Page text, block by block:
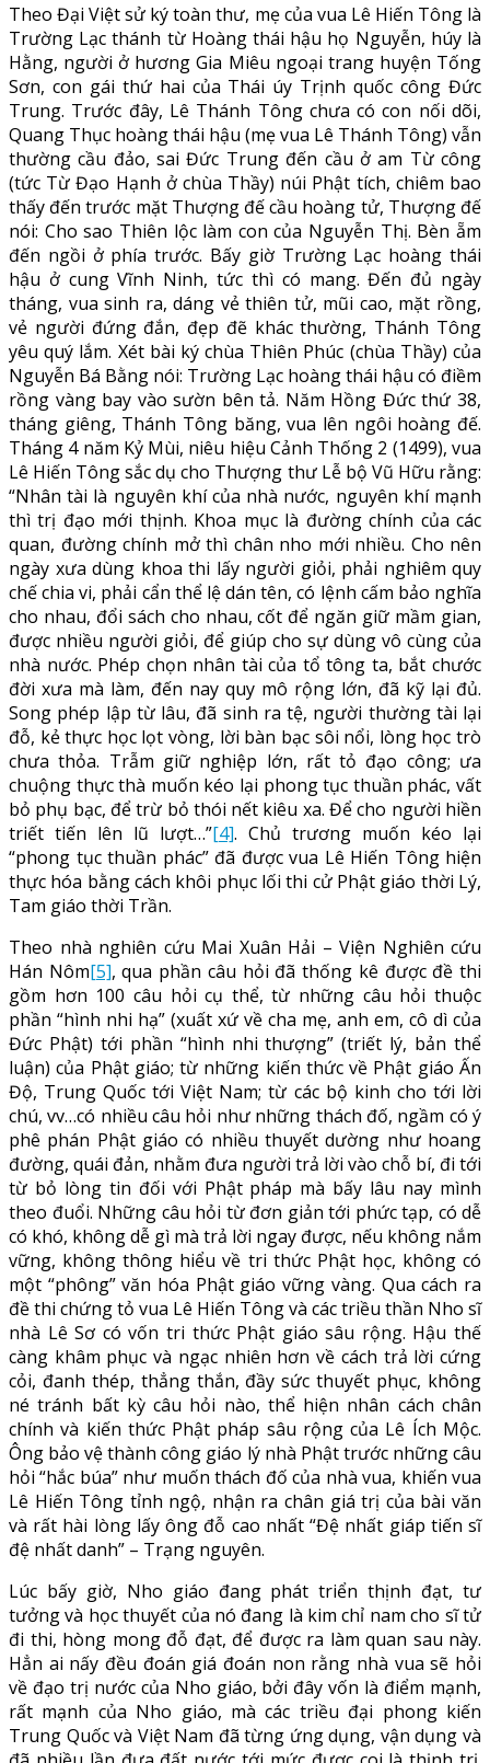
Theo Đại Việt sử ký toàn thư, mẹ của vua Lê Hiến Tông là
Trường Lạc thánh từ Hoàng thái hậu họ Nguyễn, húy là
Hằng, người ở hương Gia Miêu ngoại trang huyện Tống
Sơn, con gái thứ hai của Thái úy Trịnh quốc công Đức
Trung. Trước đây, Lê Thánh Tông chưa có con nối dõi,
Quang Thục hoàng thái hậu (mẹ vua Lê Thánh Tông) vẫn
thường cầu đảo, sai Đức Trung đến cầu ở am Từ công
(tức Từ Đạo Hạnh ở chùa Thầy) núi Phật tích, chiêm bao
thấy đến trước mặt Thượng đế cầu hoàng tử, Thượng đế
nói: Cho sao Thiên lộc làm con của Nguyễn Thị. Bèn ẵm
đến ngồi ở phía trước. Bấy giờ Trường Lạc hoàng thái
hậu ở cung Vĩnh Ninh, tức thì có mang. Đến đủ ngày
tháng, vua sinh ra, dáng vẻ thiên tử, mũi cao, mặt rồng,
vẻ người đứng đắn, đẹp đẽ khác thường, Thánh Tông
yêu quý lắm. Xét bài ký chùa Thiên Phúc (chùa Thầy) của
Nguyễn Bá Bằng nói: Trường Lạc hoàng thái hậu có điềm
rồng vàng bay vào sườn bên tả. Năm Hồng Đức thứ 38,
tháng giêng, Thánh Tông băng, vua lên ngôi hoàng đế.
Tháng 4 năm Kỷ Mùi, niêu hiệu Cảnh Thống 2 (1499), vua
Lê Hiến Tông sắc dụ cho Thượng thư Lễ bộ Vũ Hữu rằng:
“Nhân tài là nguyên khí của nhà nước, nguyên khí mạnh
thì trị đạo mới thịnh. Khoa mục là đường chính của các
quan, đường chính mở thì chân nho mới nhiều. Cho nên
ngày xưa dùng khoa thi lấy người giỏi, phải nghiêm quy
chế chia vi, phải cẩn thể lệ dán tên, có lệnh cấm bảo nghĩa
cho nhau, đổi sách cho nhau, cốt để ngăn giữ mầm gian,
được nhiều người giỏi, để giúp cho sự dùng vô cùng của
nhà nước. Phép chọn nhân tài của tổ tông ta, bắt chước
đời xưa mà làm, đến nay quy mô rộng lớn, đã kỹ lại đủ.
Song phép lập từ lâu, đã sinh ra tệ, người thường tài lại
đỗ, kẻ thực học lọt vòng, lời bàn bạc sôi nổi, lòng học trò
chưa thỏa. Trẫm giữ nghiệp lớn, rất tỏ đạo công; ưa
chuộng thực thà muốn kéo lại phong tục thuần phác, vất
bỏ phụ bạc, để trừ bỏ thói nết kiêu xa. Để cho người hiền
triết tiến lên lũ lượt…”[4]. Chủ trương muốn kéo lại
“phong tục thuần phác” đã được vua Lê Hiến Tông hiện
thực hóa bằng cách khôi phục lối thi cử Phật giáo thời Lý,
Tam giáo thời Trần.
Theo nhà nghiên cứu Mai Xuân Hải – Viện Nghiên cứu
Hán Nôm[5], qua phần câu hỏi đã thống kê được đề thi
gồm hơn 100 câu hỏi cụ thể, từ những câu hỏi thuộc
phần “hình nhi hạ” (xuất xứ về cha mẹ, anh em, cô dì của
Đức Phật) tới phần “hình nhi thượng” (triết lý, bản thể
luận) của Phật giáo; từ những kiến thức về Phật giáo Ấn
Độ, Trung Quốc tới Việt Nam; từ các bộ kinh cho tới lời
chú, vv…có nhiều câu hỏi như những thách đố, ngầm có ý
phê phán Phật giáo có nhiều thuyết dường như hoang
đường, quái đản, nhằm đưa người trả lời vào chỗ bí, đi tới
từ bỏ lòng tin đối với Phật pháp mà bấy lâu nay mình
theo đuổi. Những câu hỏi từ đơn giản tới phức tạp, có dễ
có khó, không dễ gì mà trả lời ngay được, nếu không nắm
vững, không thông hiểu về tri thức Phật học, không có
một “phông” văn hóa Phật giáo vững vàng. Qua cách ra
đề thi chứng tỏ vua Lê Hiến Tông và các triều thần Nho sĩ
nhà Lê Sơ có vốn tri thức Phật giáo sâu rộng. Hậu thế
càng khâm phục và ngạc nhiên hơn về cách trả lời cứng
cỏi, đanh thép, thẳng thắn, đầy sức thuyết phục, không
né tránh bất kỳ câu hỏi nào, thể hiện nhân cách chân
chính và kiến thức Phật pháp sâu rộng của Lê Ích Mộc.
Ông bảo vệ thành công giáo lý nhà Phật trước những câu
hỏi “hắc búa” như muốn thách đố của nhà vua, khiến vua
Lê Hiến Tông tỉnh ngộ, nhận ra chân giá trị của bài văn
và rất hài lòng lấy ông đỗ cao nhất “Đệ nhất giáp tiến sĩ
đệ nhất danh” – Trạng nguyên.
Lúc bấy giờ, Nho giáo đang phát triển thịnh đạt, tư
tưởng và học thuyết của nó đang là kim chỉ nam cho sĩ tử
đi thi, hòng mong đỗ đạt, để được ra làm quan sau này.
Hẳn ai nấy đều đoán giá đoán non rằng nhà vua sẽ hỏi
về đạo trị nước của Nho giáo, bởi đây vốn là điểm mạnh,
rất mạnh của Nho giáo, mà các triều đại phong kiến
Trung Quốc và Việt Nam đã từng ứng dụng, vận dụng và